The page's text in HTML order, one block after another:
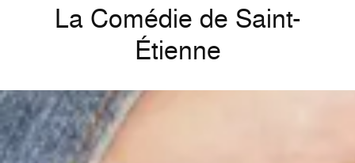
La Comédie de Saint-
Étienne